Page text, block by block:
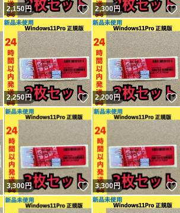
いいね！
2,150円 いいね！
2,300円
いいね！
2,250円 いいね！
2,200円
いいね！
3,300円 いいね！
3,300円